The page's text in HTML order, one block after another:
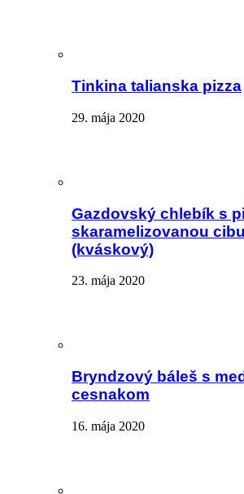
Tinkina talianska pizza
29. mája 2020
Gazdovský chlebík s
skaramelizovanou
(kváskový)
23. mája 2020
Bryndzový báleš s
cesnakom
16. mája 2020